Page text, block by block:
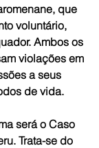
que
voluntário,
Ambos os
violações em
a seus
de vida.
será o Caso
Trata-se do